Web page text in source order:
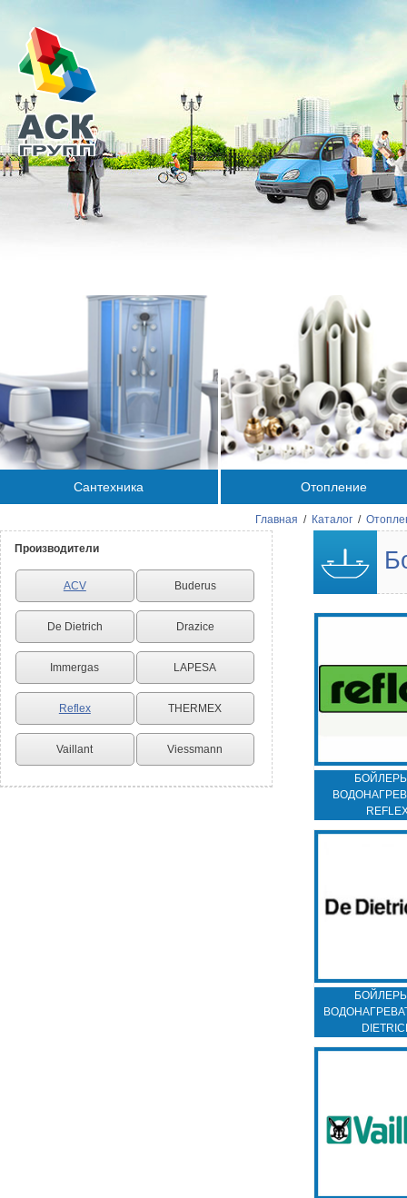
Сантехника Отопление
Главная / Каталог /
Производители
ACV Buderus
De Dietrich Drazice
Immergas LAPESA
Reflex THERMEX
Vaillant Viessmann